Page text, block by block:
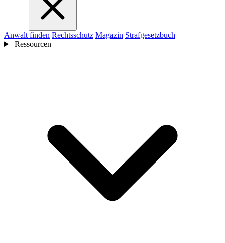
Anwalt finden Rechtsschutz Magazin Strafgesetzbuch
Ressourcen